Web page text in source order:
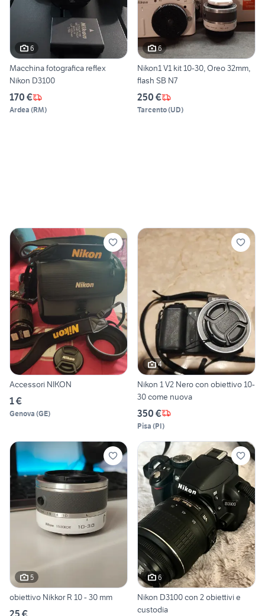
6
Macchina fotografica reflex
Nikon D3100
170 €
Ardea (RM)
6
Nikon1 V1 kit 10-30, Oreo 32mm,
flash SB N7
250 €
Tarcento(UD)
Accessori NIKON
1 €
Genova (GE)
4
Nikon 1 V2 Nero con obiettivo 10-
30 come nuova
350 €
Pisa (PI)
5
obiettivo Nikkor R 10 - 30 mm
6
Nikon D3100 con 2 obiettivi e
custodia